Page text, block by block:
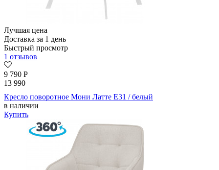
Лучшая цена
Доставка за 1 день
Быстрый просмотр
1 отзывов
9 790 Р
13 990
Кресло поворотное Мони Латте E31 / белый
в наличии
Купить